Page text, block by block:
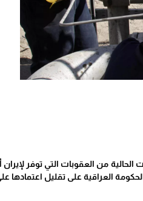
الحالية من العقوبات التي توفر
العراقية على تقليل اعتمادها